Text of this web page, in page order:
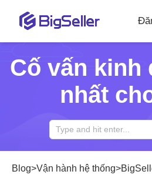
Cố vấn kinh
nhất
Blog>Vận hành hệ thống>BigSeller vs Nhanh.vn: